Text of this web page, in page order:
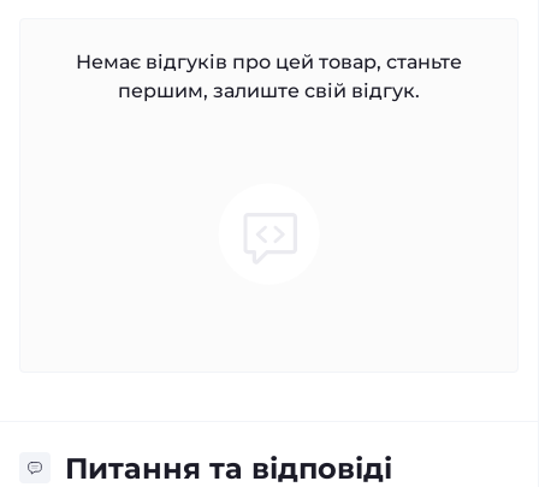
Немає відгуків про цей товар, станьте
першим, залиште свій відгук.
Питання та відповіді